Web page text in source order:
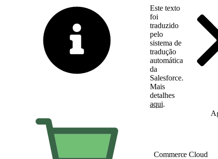
Este texto
foi
traduzido
pelo
sistema de
tradução
automática
da
Salesforce.
Mais
detalhes
aqui.
Commerce Cloud